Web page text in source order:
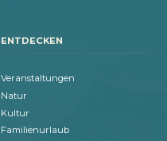
ENTDECKEN
Veranstaltungen
Natur
Kultur
Familienurlaub